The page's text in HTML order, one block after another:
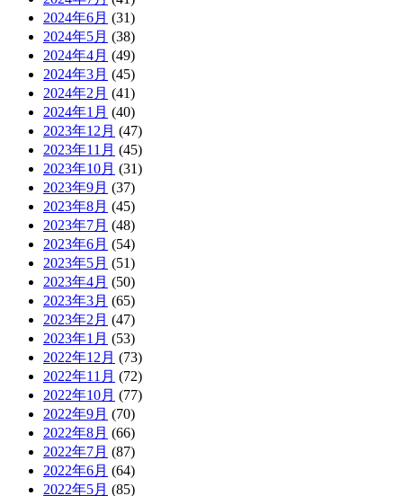
2024年6月 (31)
2024年5月 (38)
2024年4月 (49)
2024年3月 (45)
2024年2月 (41)
2024年1月 (40)
2023年12月 (47)
2023年11月 (45)
2023年10月 (31)
2023年9月 (37)
2023年8月 (45)
2023年7月 (48)
2023年6月 (54)
2023年5月 (51)
2023年4月 (50)
2023年3月 (65)
2023年2月 (47)
2023年1月 (53)
2022年12月 (73)
2022年11月 (72)
2022年10月 (77)
2022年9月 (70)
2022年8月 (66)
2022年7月 (87)
2022年6月 (64)
2022年5月 (85)